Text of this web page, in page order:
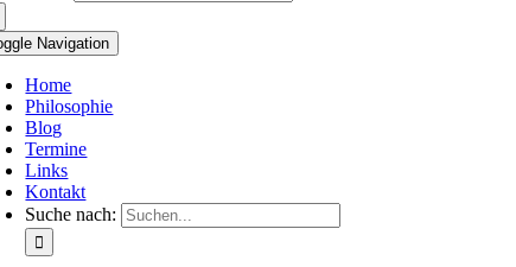
Navigation
Home
Philosophie
Blog
Termine
Links
Kontakt
Suche nach: